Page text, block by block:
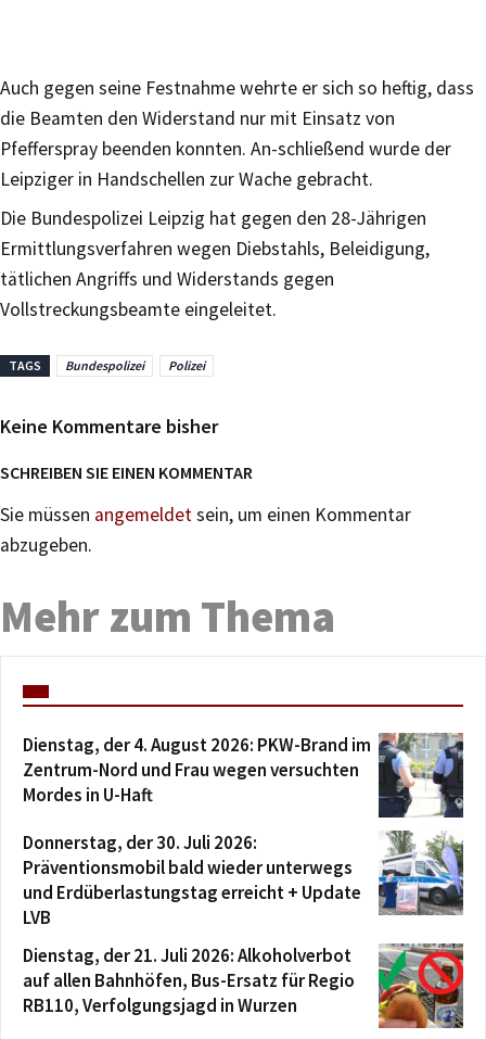
Auch gegen seine Festnahme wehrte er sich so heftig, dass
die Beamten den Widerstand nur mit Einsatz von
Pfefferspray beenden konnten. An-schließend wurde der
Leipziger in Handschellen zur Wache gebracht.
Die Bundespolizei Leipzig hat gegen den 28-Jährigen
Ermittlungsverfahren wegen Diebstahls, Beleidigung,
tätlichen Angriffs und Widerstands gegen
Vollstreckungsbeamte eingeleitet.
TAGS Bundespolizei Polizei
Keine Kommentare bisher
SCHREIBEN SIE EINEN KOMMENTAR
Sie müssen angemeldetsein, um einen Kommentar
abzugeben.
Mehr zum Thema
Dienstag, der 4. August 2026: PKW-Brand im
Zentrum-Nord und Frau wegen versuchten
Mordes in U-Haft
Donnerstag, der 30. Juli 2026:
Präventionsmobil bald wieder unterwegs
und Erdüberlastungstag erreicht + Update
LVB
Dienstag, der 21. Juli 2026: Alkoholverbot
auf allen Bahnhöfen, Bus-Ersatz für Regio
RB110, Verfolgungsjagd in Wurzen